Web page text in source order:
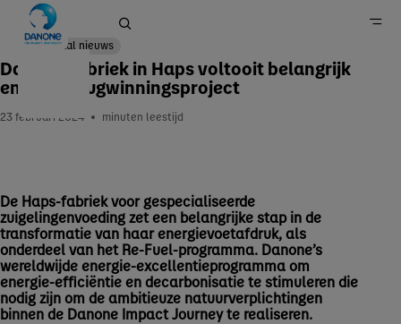
Home
23 februari 2024 minuten leestijd
Danone fabriek in Haps voltooit belangrijk
energieterugwinningsproject
Lokaal nieuws
De Haps-fabriek voor gespecialiseerde
zuigelingenvoeding zet een belangrijke stap in de
transformatie van haar energievoetafdruk, als
onderdeel van het Re-Fuel-programma. Danone’s
wereldwijde energie-excellentieprogramma om
energie-efficiëntie en decarbonisatie te stimuleren die
nodig zijn om de ambitieuze natuurverplichtingen
binnen de Danone Impact Journey te realiseren.